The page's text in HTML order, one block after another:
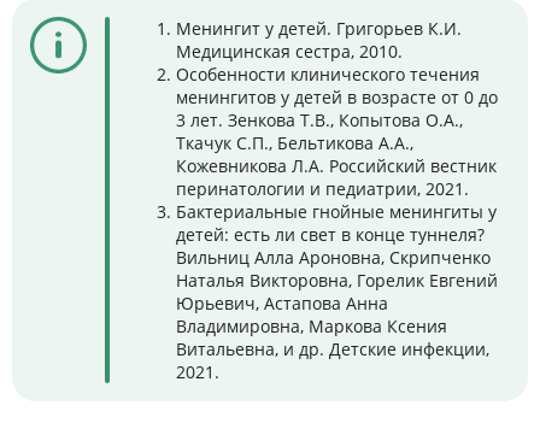
Менингит у детей. Григорьев К.И.
Медицинская сестра, 2010.
Особенности клинического течения
менингитов у детей в возрасте от 0 до
3 лет. Зенкова Т.В., Копытова О.А.,
Ткачук С.П., Бельтикова А.А.,
Кожевникова Л.А. Российский вестник
перинатологии и педиатрии, 2021.
Бактериальные гнойные менингиты у
детей: есть ли свет в конце туннеля?
Вильниц Алла Ароновна, Скрипченко
Наталья Викторовна, Горелик Евгений
Юрьевич, Астапова Анна
Владимировна, Маркова Ксения
Витальевна, и др. Детские инфекции,
2021.